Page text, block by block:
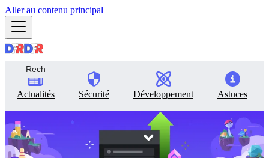
Aller au contenu principal
Actualités Sécurité Développement Astuces